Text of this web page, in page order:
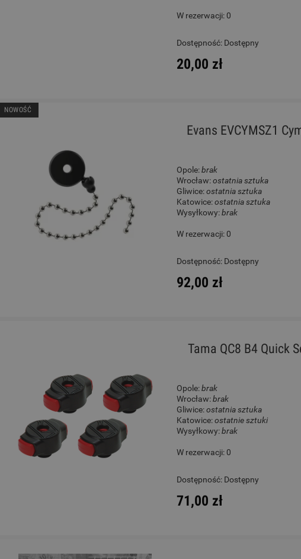
Dragon's Drums Climb #276
Fade Zestaw Perkusyjny
DO KOSZYKA
W rezerwacji: 0
Dostępność: Dostępny
20,00 zł
Evans EVCYMSZ1
Opole:brak
Wrocław:ostatnia sztuka
Gliwice:ostatnia sztuka
Katowice:ostatnia sztuka
Wysyłkowy:brak
W rezerwacji: 0
Dostępność: Dostępny
92,00 zł
NOWOŚĆ
Tama QC8 B4 Quick
Opole:brak
Wrocław:brak
Gliwice:ostatnia sztuka
Katowice:ostatnie sztuki
Wysyłkowy:brak
W rezerwacji: 0
Dostępność: Dostępny
71,00 zł